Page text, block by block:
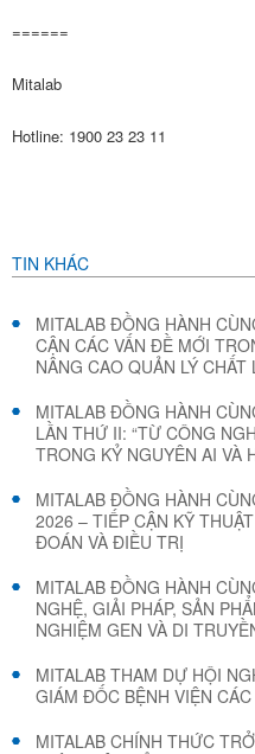
======
Mitalab
Hotline: 1900 23 23 11
TIN KHÁC
MITALAB ĐỒNG HÀNH
CẬN CÁC VẤN ĐỀ MỚI
NÂNG CAO QUẢN LÝ
MITALAB ĐỒNG HÀNH
LẦN THỨ II: “TỪ CÔNG
TRONG KỶ NGUYÊN AI VÀ
MITALAB ĐỒNG HÀNH
2026 – TIẾP CẬN KỸ
ĐOÁN VÀ ĐIỀU TRỊ
MITALAB ĐỒNG HÀNH
NGHỆ, GIẢI PHÁP, SẢN
NGHIỆM GEN VÀ DI
MITALAB THAM DỰ HỘI
GIÁM ĐỐC BỆNH VIỆN
MITALAB CHÍNH THỨC